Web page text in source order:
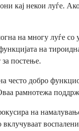
кај некои луѓе.
на многу луѓе со
на
постење.
често добро
рамнотежа
на